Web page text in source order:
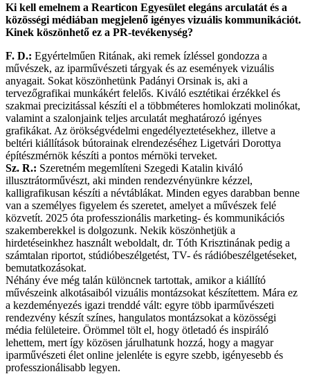
Ki kell emelnem a Rearticon Egyesület elegáns arculatát és a
közösségi médiában megjelenő igényes vizuális kommunikációt.
Kinek köszönhető ez a PR-tevékenység?
F. D.: Egyértelműen Ritának, aki remek ízléssel gondozza a
művészek, az iparművészeti tárgyak és az események vizuális
anyagait. Sokat köszönhetünk Padányi Orsinak is, aki a
tervezőgrafikai munkákért felelős. Kiváló esztétikai érzékkel és
szakmai precizitással készíti el a többméteres homlokzati molinókat,
valamint a szalonjaink teljes arculatát meghatározó igényes
grafikákat. Az örökségvédelmi engedélyeztetésekhez, illetve a
beltéri kiállítások bútorainak elrendezéséhez Ligetvári Dorottya
építészmérnök készíti a pontos mérnöki terveket.
Sz. R.: Szeretném megemlíteni Szegedi Katalin kiváló
illusztrátorművészt, aki minden rendezvényünkre kézzel,
kalligrafikusan készíti a névtáblákat. Minden egyes darabban benne
van a személyes figyelem és szeretet, amelyet a művészek felé
közvetít. 2025 óta professzionális marketing- és kommunikációs
szakemberekkel is dolgozunk. Nekik köszönhetjük a
hirdetéseinkhez használt weboldalt, dr. Tóth Krisztinának pedig a
számtalan riportot, stúdióbeszélgetést, TV- és rádióbeszélgetéseket,
bemutatkozásokat.
Néhány éve még talán különcnek tartottak, amikor a kiállító
művészeink alkotásaiból vizuális montázsokat készítettem. Mára ez
a kezdeményezés igazi trenddé vált: egyre több iparművészeti
rendezvény készít színes, hangulatos montázsokat a közösségi
média felületeire. Örömmel tölt el, hogy ötletadó és inspiráló
lehettem, mert így közösen járulhatunk hozzá, hogy a magyar
iparművészeti élet online jelenléte is egyre szebb, igényesebb és
professzionálisabb legyen.